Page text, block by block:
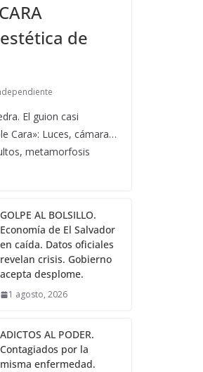
de
El guion casi
Cara»: Luces, cámara…
metamorfosis
GOLPE AL BOLSILLO.
Economía de El Salvador
en caída. Datos oficiales
revelan crisis. Gobierno
acepta desplome.
1 agosto, 2026
ADICTOS AL PODER.
Contagiados por la
misma enfermedad.